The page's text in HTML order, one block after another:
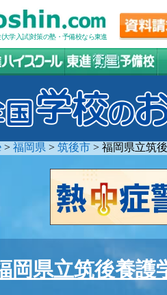
大学入試)対策の塾・予備校なら東進
> 福岡県 > 筑後市 > 福岡県立筑
岡県立筑後養護